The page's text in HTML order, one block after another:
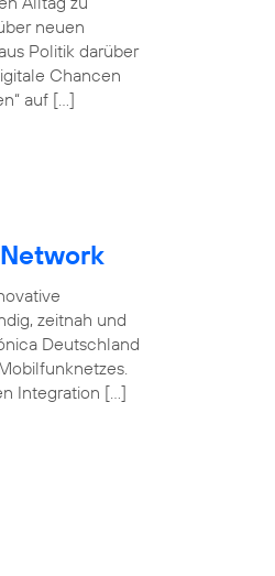
neuen
Politik darüber
Chancen
auf […]
zeitnah und
Deutschland
Integration […]